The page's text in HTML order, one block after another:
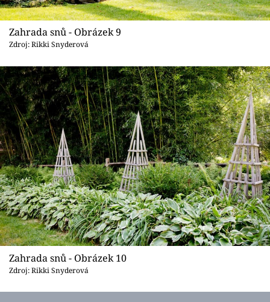
Zahrada snů - Obrázek 9
Zdroj: Rikki Snyderová
Zahrada snů - Obrázek 10
Zdroj: Rikki Snyderová